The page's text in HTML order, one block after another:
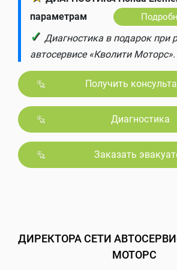
параметрам
✓ Диагностика в подарок при
автосервисе «Кволити Моторс».
Получить
Диагностика
Заказать
ДИРЕКТОРА СЕТИ
МОТОРС